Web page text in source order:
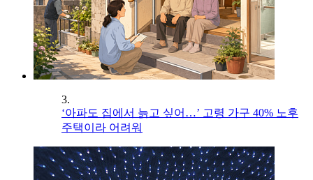
3.
‘아파도 집에서 늙고 싶어…’ 고령 가구 40% 노후
주택이라 어려워